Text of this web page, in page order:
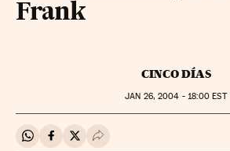
Frank
CINCO DÍAS
JAN 26, 2004 - 18:00 EST
Compartir en Whatsapp
Compartir en Facebook
Compartir en Twitter
Desplegar Redes Sociales